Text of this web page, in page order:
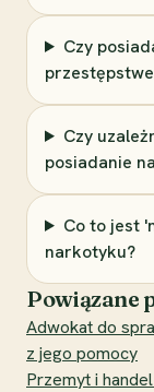
Czy
Czy
posiadanie
Co to jest
narkotyku?
Powiązane
Adwokat do
z jego pomocy
Przemyt i